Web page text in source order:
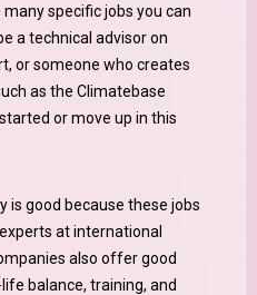
specific jobs you can
a technical advisor on
or someone who creates
as the Climatebase
or move up in this
is good because these jobs
at international
also offer good
balance, training, and